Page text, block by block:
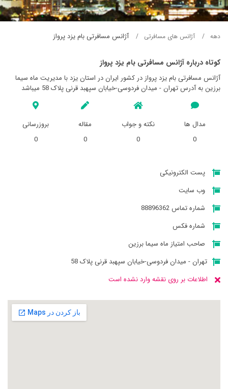
دهه آژانس های مسافرتی آژانس مسافرتی بام يزد پرواز
کوتاه درباره آژانس مسافرتی بام يزد پرواز
آژانس مسافرتی بام يزد پرواز در کشور ایران در استان يزد با مدیریت ماه سیما
برزین به آدرس تهران - میدان فردوسی-خیابان سپهبد قرنی پلاک 58 میباشد
مدال ها
0
نکته و جواب
0
مقاله
0
بروزرسانی
0
پست الکترونیکی
وب سایت
شماره تماس 88896362
شماره فکس
صاحب امتیاز ماه سیما برزین
تهران - میدان فردوسی-خیابان سپهبد قرنی پلاک 58
اطلاعات بر روی نقشه وارد نشده است